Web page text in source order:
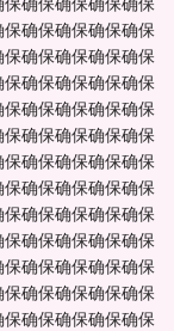
确保确保确保确保
确保确保确保确保
确保确保确保确保
确保确保确保确保
确保确保确保确保
确保确保确保确保
确保确保确保确保
确保确保确保确保
确保确保确保确保
确保确保确保确保
确保确保确保确保
确保确保确保确保